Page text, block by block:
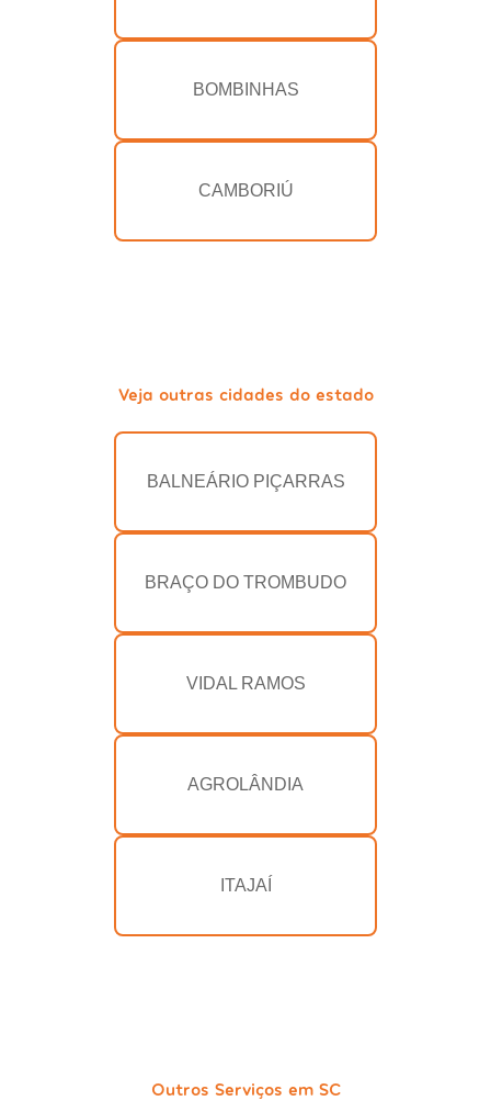
BOMBINHAS
CAMBORIÚ
Veja outras cidades do estado
BALNEÁRIO PIÇARRAS
BRAÇO DO TROMBUDO
VIDAL RAMOS
AGROLÂNDIA
ITAJAÍ
Outros Serviços em SC